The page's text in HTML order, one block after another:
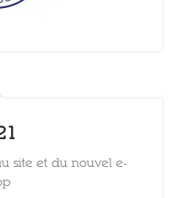
site et du nouvel e-